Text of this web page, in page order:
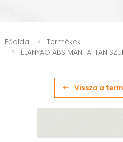
Főoldal
Termékek
ÉLANYAG ABS MANHATTAN
Vissza a